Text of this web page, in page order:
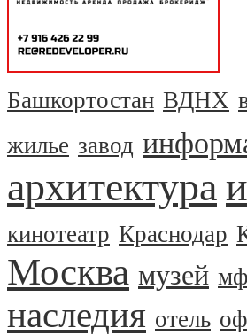
Башкортостан ВДНХ
жилье завод
архитектура
кинотеатр Краснодар
Москва музей
наследия отель